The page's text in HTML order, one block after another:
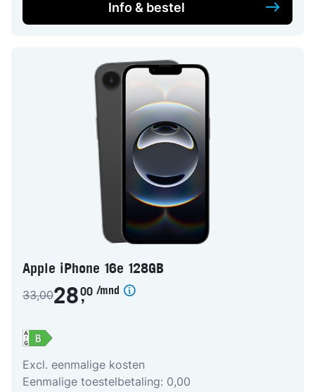
Info & bestel
Apple iPhone 16e 128GB
33,0028,
00 /mnd
Excl. eenmalige kosten
Eenmalige toestelbetaling: 0,00